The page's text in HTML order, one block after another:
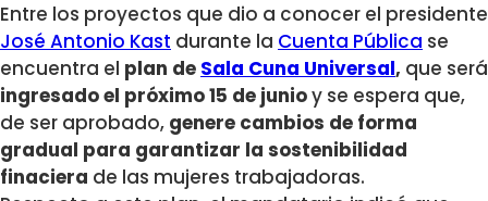
Entre los proyectos que dio a conocer el presidente
José Antonio Kast durante la Cuenta Pública se
encuentra el plan de Sala Cuna Universal, que será
ingresado el próximo 15 de junioy se espera que,
de ser aprobado, genere cambios de forma
gradual para garantizar la sostenibilidad
finaciera de las mujeres trabajadoras.